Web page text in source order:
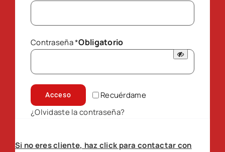
Contraseña*Obligatorio
Recuérdame
Acceso
¿Olvidaste la contraseña?
Si no eres cliente, haz click para contactar con